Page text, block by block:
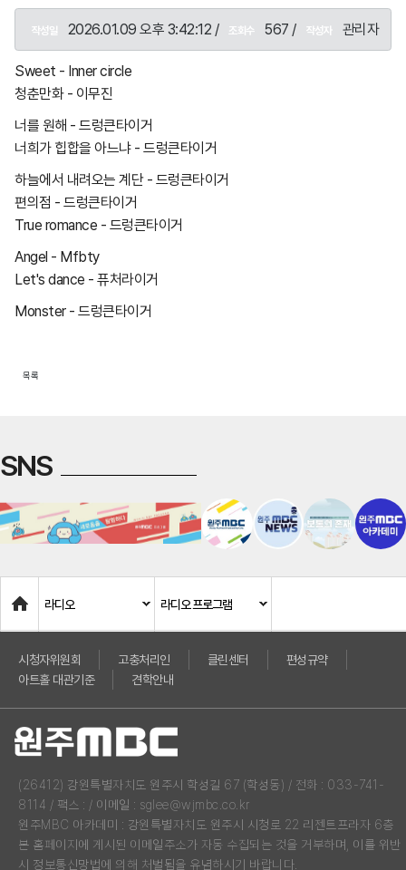
작성일 2026.01.09 오후 3:42:12 / 조회수 567 / 작성자 관리자
Sweet - Inner circle
청춘만화 - 이무진
너를 원해 - 드렁큰타이거
너희가 힙합을 아느냐 - 드렁큰타이거
하늘에서 내려오는 계단 - 드렁큰타이거
편의점 - 드렁큰타이거
True romance - 드렁큰타이거
Angel - Mfbty
Let's dance - 퓨처라이거
Monster - 드렁큰타이거
목록
SNS
Home
라디오 라디오 프로그램
시청자위원회 고충처리인 클린센터
편성규약
아트홀 대관기준
견학안내
(26412) 강원특별자치도 원주시 학성길 67 (학성동) / 전화 : 033-741-
8114 / 팩스 : / 이메일 : sglee@wjmbc.co.kr
원주MBC 아카데미 : 강원특별자치도 원주시 시청로 22 리젠트프라자 6층
본 홈페이지에 게시된 이메일주소가 자동 수집되는 것을 거부하며, 이를 위반
시 정보통신망법에 의해 처벌됨을 유념하시기 바랍니다.